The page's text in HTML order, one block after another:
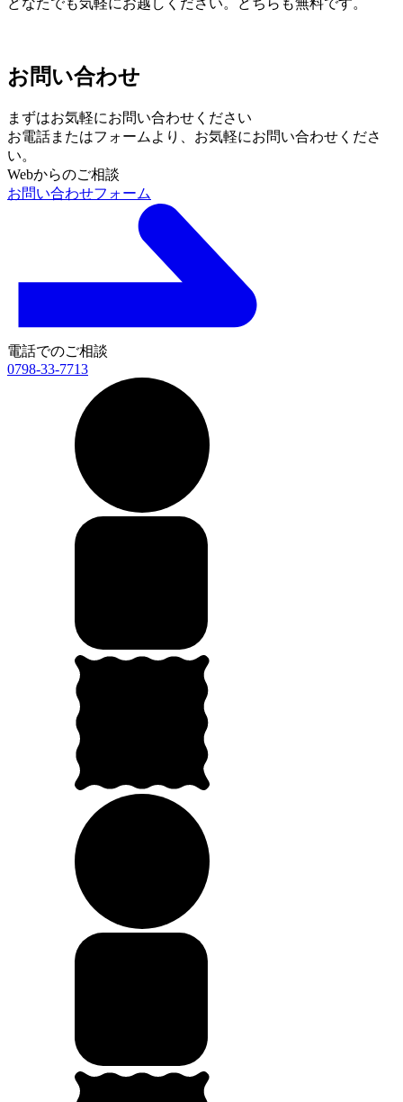
お問い合わせ
まずはお気軽にお問い合わせください
お電話またはフォームより、 お気軽にお問い合わせくださ
い。
Webからのご相談
お問い合わせフォーム
電話でのご相談
0798-33-7713